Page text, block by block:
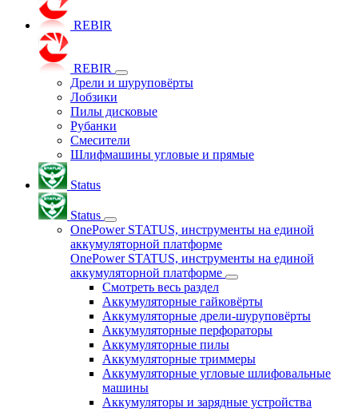
REBIR
REBIR
Дрели и шуруповёрты
Лобзики
Пилы дисковые
Рубанки
Смесители
Шлифмашины угловые и прямые
Status
Status
OnePower STATUS, инструменты на единой
аккумуляторной платформе
OnePower STATUS, инструменты на единой
аккумуляторной платформе
Смотреть весь раздел
Аккумуляторные гайковёрты
Аккумуляторные дрели-шуруповёрты
Аккумуляторные перфораторы
Аккумуляторные пилы
Аккумуляторные триммеры
Аккумуляторные угловые шлифовальные
машины
Аккумуляторы и зарядные устройства